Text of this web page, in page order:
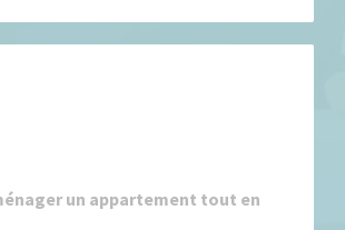
un appartement tout en